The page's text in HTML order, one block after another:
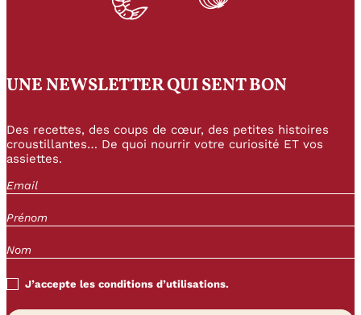
UNE NEWSLETTER QUI SENT BON
Des recettes, des coups de cœur, des petites histoires
croustillantes… De quoi nourrir votre curiosité ET vos
assiettes.
J’accepte les conditions d’utilisations.